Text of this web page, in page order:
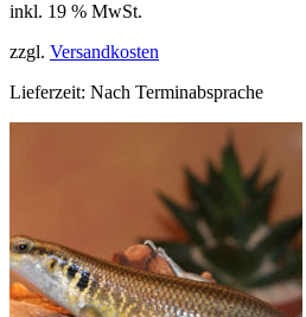
inkl. 19 % MwSt.
zzgl. Versandkosten
Lieferzeit: Nach Terminabsprache